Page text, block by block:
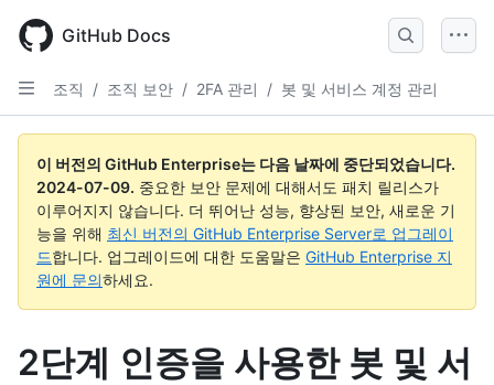
main
content
GitHub Docs
조직 / 조직 보안 / 2FA 관리 / 봇 및 서비스 계정 관리
이 버전의 GitHub Enterprise는 다음 날짜에 중단되었습니다.
2024-07-09. 중요한 보안 문제에 대해서도 패치 릴리스가
이루어지지 않습니다. 더 뛰어난 성능, 향상된 보안, 새로운 기
능을 위해 최신 버전의 GitHub Enterprise Server로 업그레이
드합니다. 업그레이드에 대한 도움말은 GitHub Enterprise 지
원에 문의하세요.
2단계 인증을 사용한 봇 및 서